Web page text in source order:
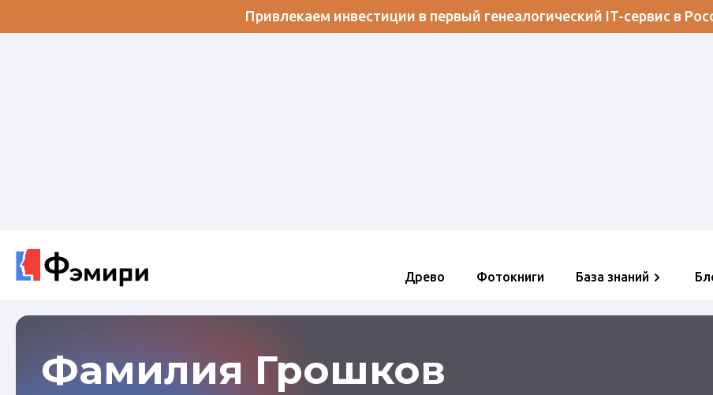
Привлекаем инвестиции в первый генеалогический IT-сервис в
Древо Фотокниги База знаний
Фамилия Грошков